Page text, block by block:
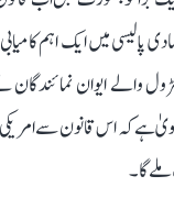
پالیسی میں ایک اہم
ہے کہ اس قانون سے
گا۔